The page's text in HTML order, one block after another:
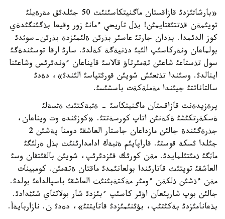
«بارشاثئزدئ قازاقستان ماگنيتكاسئنئث 50 جئلدئق مةرةيلئ
تويئمةن قذتتئقتايمئن! بذل تاريحي ءمانئ زور وقيعا بذگئنگئدةي
كوز الدئمدا. بذدان جارتئ عاسئر بذرئن ةلئمئزدة بذرئن-سوثدئ
بولماعان ونةركاسئپ الئبئ دذنيةگة كةلدئ. سارئ ارقا توسئندةگئ
سول تذستاعئ شاعئن تةمئرتاؤ قالاسئ قايناعان ءوندئرئس وشاعئنا
اينالدئ. وسئندا تذثعئش شويئن قورئتپاسئ الئندئ»، دةدئ
سالتاناتتئ جيئندا مةملةكةت باسشئسئ.
پرةزيدةنت قازاقستان ماگنيتكاسئ - ةثبةكتئث ةثسةلئ
ةسكةرتكئشئ ةكةنئن اتاپ كورسةتتئ. «كوزئندة وت ويناعان،
جذرةگئندة جالئن مازداعان جاستار العاشقئ دومنا پةشئن 2
جئلدا ئسكة قوستئ. قاراپايئم ةثبةك ادامدارئنئث بذل ةرلئگئ
ماثگئ ذمئتئلمايدئ. مةن كورئك قئزدئرئپ، شويئن بالقئتقان وسئ
العاشقئ توپتئث قاتارئندا بولعانئمدئ ماقتان ةتةمئن. كومبينات
مةن ءذشئن ذلكةن ءومئر مةكتةبئنئث العاشقئ باسپالداعئ بولدئ.
جالئن بوپ شارپئعان اؤئر كاسئپ ءبئزدئ شار بولاتتاي شئثدادئ.
بذعانامئزدئ بةكئتئپ، بؤئنئمئزدئ قاتايتتئ»، دةدئ ن. نازاربايةأ.